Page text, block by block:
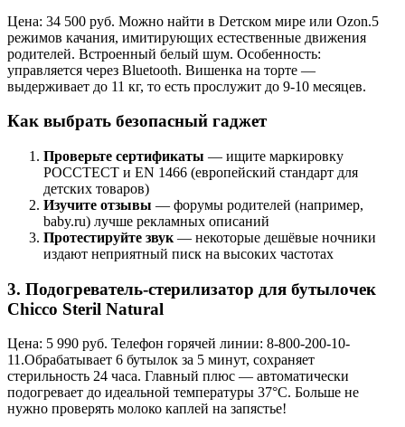
Цена: 34 500 руб. Можно найти в Dетском мире или Ozon.5
режимов качания, имитирующих естественные движения
родителей. Встроенный белый шум. Особенность:
управляется через Bluetooth. Вишенка на торте —
выдерживает до 11 кг, то есть прослужит до 9-10 месяцев.
Как выбрать безопасный гаджет
Проверьте сертификаты — ищите маркировку
РОССТЕСТ и EN 1466 (европейский стандарт для
детских товаров)
Изучите отзывы — форумы родителей (например,
baby.ru) лучше рекламных описаний
Протестируйте звук — некоторые дешёвые ночники
издают неприятный писк на высоких частотах
3. Подогреватель-стерилизатор для бутылочек
Chicco Steril Natural
Цена: 5 990 руб. Телефон горячей линии: 8-800-200-10-
11.Обрабатывает 6 бутылок за 5 минут, сохраняет
стерильность 24 часа. Главный плюс — автоматически
подогревает до идеальной температуры 37°C. Больше не
нужно проверять молоко каплей на запястье!